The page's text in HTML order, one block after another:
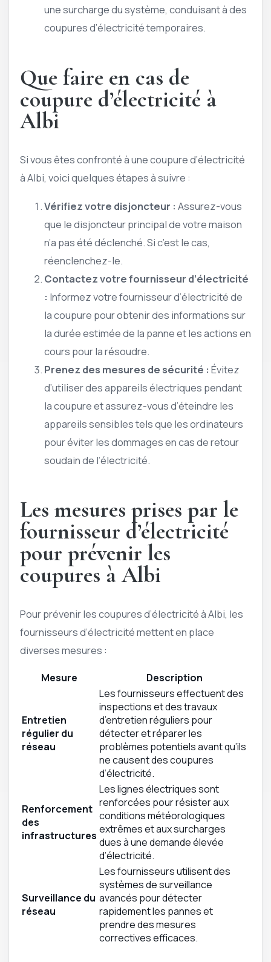
une surcharge du système, conduisant à des
coupures d’électricité temporaires.
Que faire en cas de
coupure d’électricité à
Albi
Si vous êtes confronté à une coupure d’électricité
à Albi, voici quelques étapes à suivre :
Vérifiez votre disjoncteur : Assurez-vous
que le disjoncteur principal de votre maison
n’a pas été déclenché. Si c’est le cas,
réenclenchez-le.
Contactez votre fournisseur d’électricité
: Informez votre fournisseur d’électricité de
la coupure pour obtenir des informations sur
la durée estimée de la panne et les actions en
cours pour la résoudre.
Prenez des mesures de sécurité : Évitez
d’utiliser des appareils électriques pendant
la coupure et assurez-vous d’éteindre les
appareils sensibles tels que les ordinateurs
pour éviter les dommages en cas de retour
soudain de l’électricité.
Les mesures prises par le
fournisseur d’électricité
pour prévenir les
coupures à Albi
Pour prévenir les coupures d’électricité à Albi, les
fournisseurs d’électricité mettent en place
diverses mesures :
Mesure Description
Entretien
régulier du
réseau
Les fournisseurs effectuent des
inspections et des travaux
d’entretien réguliers pour
détecter et réparer les
problèmes potentiels avant qu’ils
ne causent des coupures
d’électricité.
Renforcement
des
infrastructures
Les lignes électriques sont
renforcées pour résister aux
conditions météorologiques
extrêmes et aux surcharges
dues à une demande élevée
d’électricité.
Surveillance du
réseau
Les fournisseurs utilisent des
systèmes de surveillance
avancés pour détecter
rapidement les pannes et
prendre des mesures
correctives efficaces.